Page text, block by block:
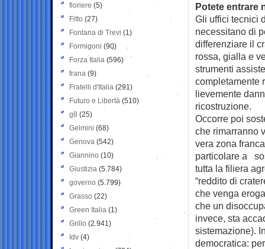
Potete entrare
Gli uffici tecnici
necessitano di
differenziare il
rossa, gialla e
strumenti
completamente
lievemente
ricostruzione.
Occorre poi
che rimarranno
vera zona
particolare a
tutta la filiera
“reddito di
che venga
che un
invece, sta
sistemazione).
democratica:
fioriere (5)
Fitto (27)
Fontana di Trevi (1)
Formigoni (90)
Forza Italia (596)
frana (9)
Fratelli d'Italia (291)
Futuro e Libertà (510)
g8 (25)
Gelmini (68)
Genova (542)
Giannino (10)
Giustizia (5.784)
governo (5.799)
Grasso (22)
Green Italia (1)
Grillo (2.941)
Idv (4)